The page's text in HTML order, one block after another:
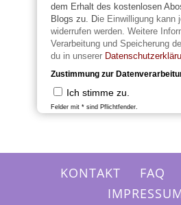
dem Erhalt des kostenlosen
Blogs zu. Die Einwilligung kann
widerrufen werden. Weitere
Verarbeitung und Speicherung
du in unserer
Zustimmung zur
Ich stimme zu.
Felder mit * sind Pflichtfender.
KONTAKT FAQ